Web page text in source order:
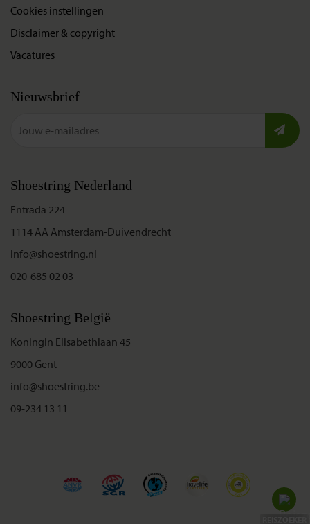
Cookies instellingen
Disclaimer & copyright
Vacatures
Nieuwsbrief
Shoestring Nederland
Entrada 224
1114 AA Amsterdam-Duivendrecht
info@shoestring.nl
020-685 02 03
Shoestring België
Koningin Elisabethlaan 45
9000 Gent
info@shoestring.be
09-234 13 11